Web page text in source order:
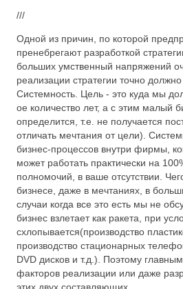
///
Одной из причин, по которой
пренебрегают разработкой
больших умственный напряжений
реализации стратегии точно
Системность. Цель - это куда мы
ое количество лет, а с этим малый
определится, т.е. не получается
отличать мечтания от цели).
бизнес-процессов внутри фирмы,
может работать практически на
полномочий, в ваше отсутствии.
бизнесе, даже в мечтаниях, в
случаи когда все это есть мы не
бизнес взлетает как ракета, при
схлопывается(производство
производство стационарных
DVD дисков и т.д.). Поэтому
факторов реализации или даже